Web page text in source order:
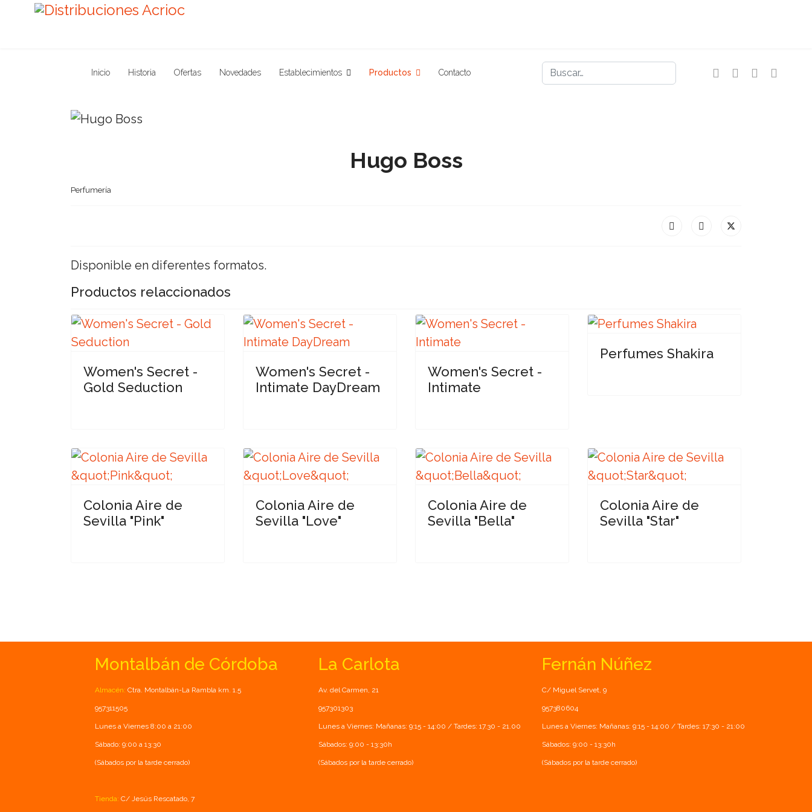
Inicio Historia Ofertas Novedades Establecimientos Productos Contacto Buscar
Hugo Boss
Perfumería
Disponible en diferentes formatos.
Productos relaccionados
Women's Secret -
Gold Seduction
Women's Secret -
Intimate DayDream
Women's Secret -
Intimate
Perfumes Shakira
Colonia Aire de
Sevilla "Pink"
Colonia Aire de
Sevilla "Love"
Colonia Aire de
Sevilla "Bella"
Colonia Aire de
Sevilla "Star"
Montalbán de Córdoba
Almacén: Ctra. Montalbán-La Rambla km. 1.5
957311505
Lunes a Viernes 8:00 a 21:00
Sábado: 9:00 a 13:30
(Sábados por la tarde cerrado)
Tienda: C/ Jesús Rescatado, 7
La Carlota
Av. del Carmen, 21
957301303
Lunes a Viernes: Mañanas: 9:15 - 14:00 / Tardes: 17.30 - 21.00
Sábados: 9:00 - 13:30h
(Sábados por la tarde cerrado)
Fernán Núñez
C/ Miguel Servet, 9
957380604
Lunes a Viernes: Mañanas: 9:15 - 14:00 / Tardes: 17:30 - 21:00
Sábados: 9:00 - 13:30h
(Sábados por la tarde cerrado)